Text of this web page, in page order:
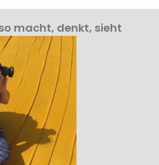
macht, denkt, sieht